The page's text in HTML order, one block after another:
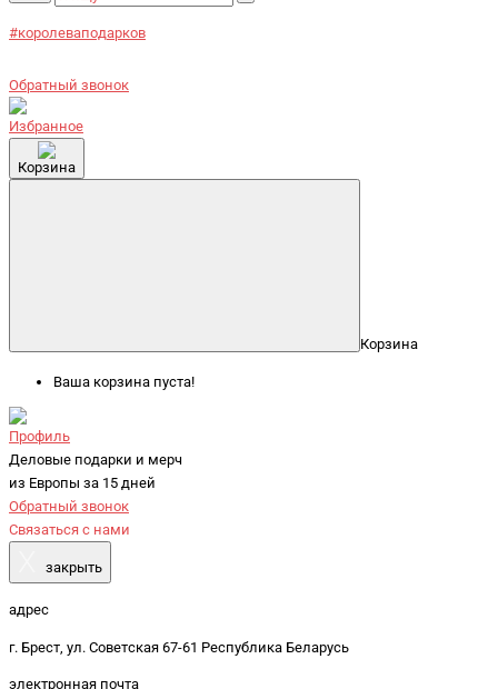
#королеваподарков
Обратный звонок
Избранное
Корзина
Корзина
Ваша корзина пуста!
Профиль
Деловые подарки и мерч
из Европы за 15 дней
Обратный звонок
Связаться с нами
закрыть
адрес
г. Брест, ул. Советская 67-61 Республика Беларусь
электронная почта